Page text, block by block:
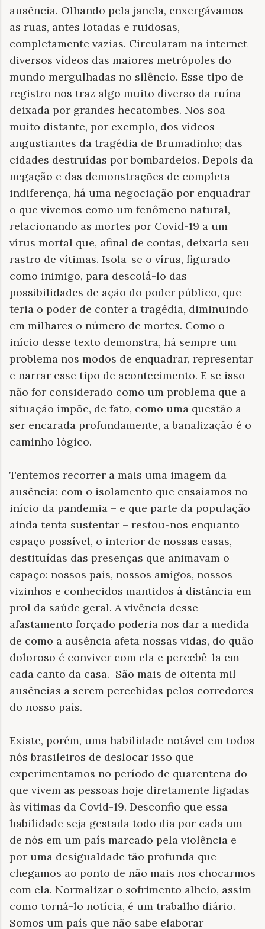
ausência. Olhando pela janela, enxergávamos
as ruas, antes lotadas e ruidosas,
completamente vazias. Circularam na internet
diversos vídeos das maiores metrópoles do
mundo mergulhadas no silêncio. Esse tipo de
registro nos traz algo muito diverso da ruína
deixada por grandes hecatombes. Nos soa
muito distante, por exemplo, dos vídeos
angustiantes da tragédia de Brumadinho; das
cidades destruídas por bombardeios. Depois da
negação e das demonstrações de completa
indiferença, há uma negociação por enquadrar
o que vivemos como um fenômeno natural,
relacionando as mortes por Covid-19 a um
vírus mortal que, afinal de contas, deixaria seu
rastro de vítimas. Isola-se o vírus, figurado
como inimigo, para descolá-lo das
possibilidades de ação do poder público, que
teria o poder de conter a tragédia, diminuindo
em milhares o número de mortes. Como o
início desse texto demonstra, há sempre um
problema nos modos de enquadrar, representar
e narrar esse tipo de acontecimento. E se isso
não for considerado como um problema que a
situação impõe, de fato, como uma questão a
ser encarada profundamente, a banalização é o
caminho lógico.
Tentemos recorrer a mais uma imagem da
ausência: com o isolamento que ensaiamos no
início da pandemia – e que parte da população
ainda tenta sustentar – restou-nos enquanto
espaço possível, o interior de nossas casas,
destituídas das presenças que animavam o
espaço: nossos pais, nossos amigos, nossos
vizinhos e conhecidos mantidos à distância em
prol da saúde geral. A vivência desse
afastamento forçado poderia nos dar a medida
de como a ausência afeta nossas vidas, do quão
doloroso é conviver com ela e percebê-la em
cada canto da casa. São mais de oitenta mil
ausências a serem percebidas pelos corredores
do nosso país.
Existe, porém, uma habilidade notável em todos
nós brasileiros de deslocar isso que
experimentamos no período de quarentena do
que vivem as pessoas hoje diretamente ligadas
às vítimas da Covid-19. Desconfio que essa
habilidade seja gestada todo dia por cada um
de nós em um país marcado pela violência e
por uma desigualdade tão profunda que
chegamos ao ponto de não mais nos chocarmos
com ela. Normalizar o sofrimento alheio, assim
como torná-lo notícia, é um trabalho diário.
Somos um país que não sabe elaborar